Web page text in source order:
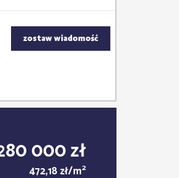
zostaw wiadomość
000 zł
472,18 zł/m2